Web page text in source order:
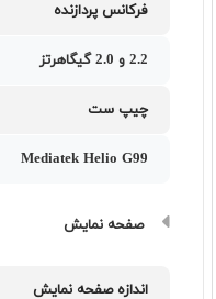
فرکانس پردازنده
2.2 و 2.0 گیگاهرتز
چیپ ست
Mediatek Helio G99
صفحه نمایش
اندازه صفحه نمایش